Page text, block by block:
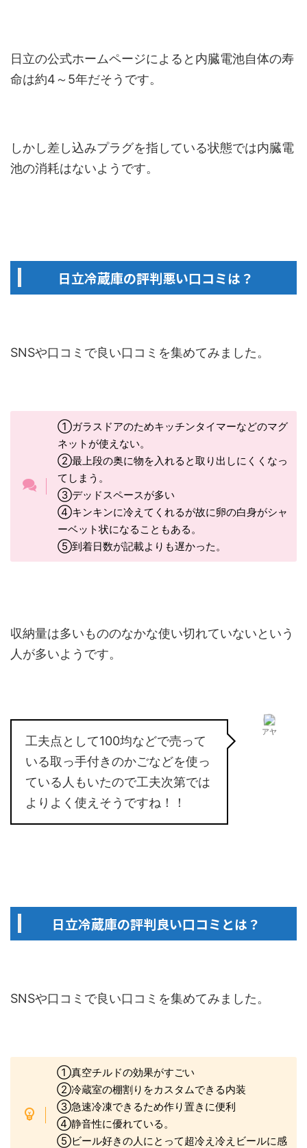
日立の公式ホームページによると内臓電池自体の寿
命は約4～5年だそうです。
しかし差し込みプラグを指している状態では内臓電
池の消耗はないようです。
日立冷蔵庫の評判悪い口コミは？
SNSや口コミで良い口コミを集めてみました。
①ガラスドアのためキッチンタイマーなどのマグ
ネットが使えない。
②最上段の奥に物を入れると取り出しにくくなっ
てしまう。
③デッドスペースが多い
④キンキンに冷えてくれるが故に卵の白身がシャ
ーベット状になることもある。
⑤到着日数が記載よりも遅かった。
収納量は多いもののなかな使い切れていないという
人が多いようです。
工夫点として100均などで売って
いる取っ手付きのかごなどを使っ
ている人もいたので工夫次第では
よりよく使えそうですね！！
アヤ
日立冷蔵庫の評判良い口コミとは？
SNSや口コミで良い口コミを集めてみました。
①真空チルドの効果がすごい
②冷蔵室の棚割りをカスタムできる内装
③急速冷凍できるため作り置きに便利
④静音性に優れている。
⑤ビール好きの人にとって超冷え冷えビールに感